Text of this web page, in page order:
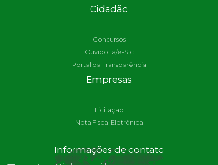
Cidadão
Concursos
Ouvidoria/e-Sic
Portal da Transparência
Empresas
Licitação
Nota Fiscal Eletrônica
Informações de contato